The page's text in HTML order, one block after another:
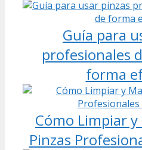
Guía para
profesionales
forma
Cómo Limpiar
Pinzas